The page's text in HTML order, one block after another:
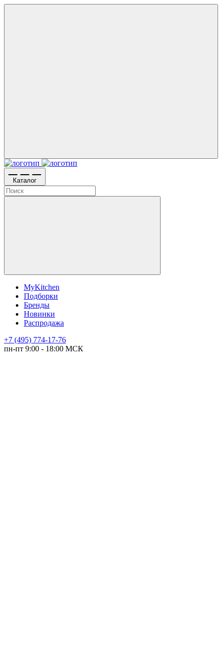
Каталог
MyKitchen
Подборки
Бренды
Новинки
Распродажа
+7 (495) 774-17-76
пн-пт 9:00 - 18:00 МСК